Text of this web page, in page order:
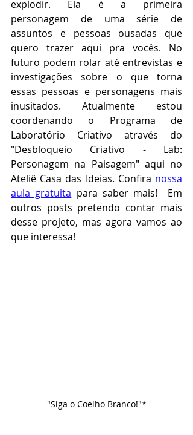
explodir. Ela é a primeira
personagem de uma série de
assuntos e pessoas ousadas que
quero trazer aqui pra vocês. No
futuro podem rolar até entrevistas e
investigações sobre o que torna
essas pessoas e personagens mais
inusitados. Atualmente estou
coordenando o Programa de
Laboratório Criativo através do
"Desbloqueio Criativo - Lab:
Personagem na Paisagem" aqui no
Ateliê Casa das Ideias. Confira nossa
aula gratuita para saber mais!  Em
outros posts pretendo contar mais
desse projeto, mas agora vamos ao
que interessa!
"Siga o Coelho Branco!"*